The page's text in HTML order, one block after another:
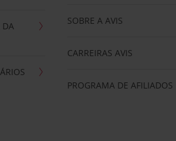
DA
SOBRE A AVIS
CARREIRAS AVIS
PROGRAMA DE AFILIADOS